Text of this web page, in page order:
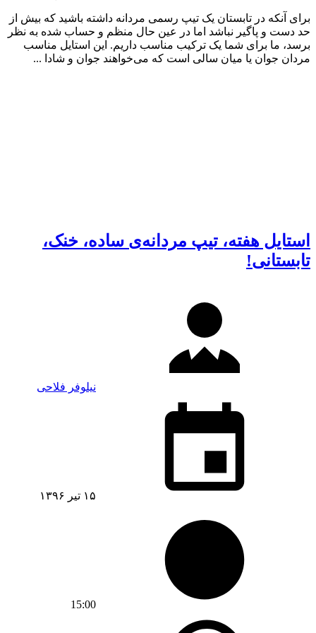
برای آنکه در تابستان یک تیپ رسمی مردانه داشته باشید که بیش از
حد دست و پاگیر نباشد اما در عین حال منظم و حساب شده به نظر
برسد، ما برای شما یک ترکیب مناسب داریم. این استایل مناسب
مردان جوان یا میان سالی است که می‌خواهند جوان و شادا ...
استایل هفته، تیپ مردانه‌ی ساده، خنک،
تابستانی!
نیلوفر فلاحی
۱۵ تیر ۱۳۹۶
15:00